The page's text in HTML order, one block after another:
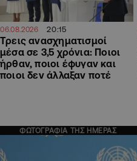
06.08.2026 20:15
Τρεις ανασχηματισμοί
μέσα σε 3,5 χρόνια: Ποιοι
ήρθαν, ποιοι έφυγαν και
ποιοι δεν άλλαξαν ποτέ
ΦΩΤΟΓΡΑΦΙΑ ΤΗΣ ΗΜΕΡΑΣ